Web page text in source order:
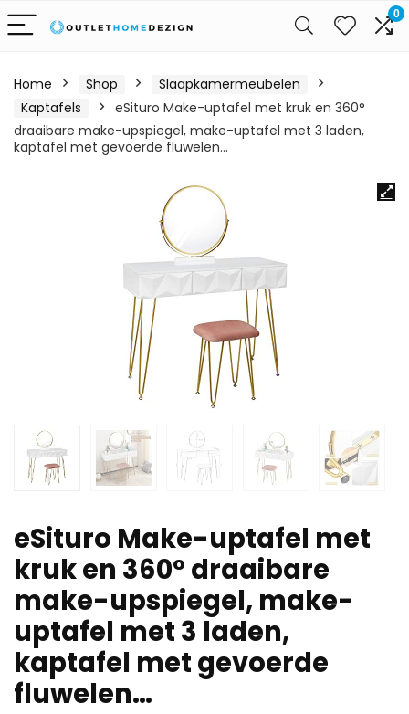
0
Home Shop
Slaapkamermeubelen
Kaptafels
eSituro Make-uptafel met kruk en 360°
draaibare make-upspiegel, make-uptafel met 3 laden,
kaptafel met gevoerde fluwelen…
eSituro Make-uptafel met
kruk en 360° draaibare
make-upspiegel, make-
uptafel met 3 laden,
kaptafel met gevoerde
fluwelen…